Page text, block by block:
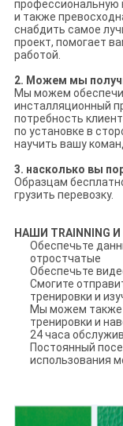
профессиональную
и также
снабдить самое
проект, помогает
работой.
2. Можем мы
Мы можем
инсталляционный
потребность
по установке в
научить вашу
3. насколько вы
Образцам
грузить перевозку.
НАШИ TRAINNING
Обеспечьте
отростчатые
Обеспечьте
Смогите
тренировки и
Мы можем также
тренировки и
24 часа
Постоянный
использования